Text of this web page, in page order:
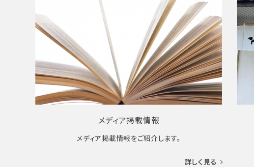
メディア掲載情報
メディア掲載情報をご紹介します。
詳しく見る